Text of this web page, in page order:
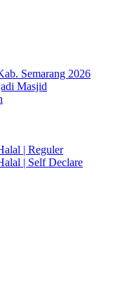
Semarang 2026
Masjid
| Reguler
| Self Declare